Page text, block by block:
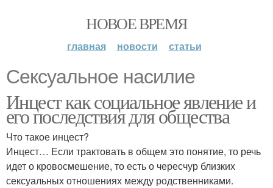
НОВОЕ ВРЕМЯ
главная новости статьи
Сексуальное насилие
Инцест как социальное явление и
его последствия для общества
Что такое инцест?
Инцест… Если трактовать в общем это понятие, то речь
идет о кровосмешение, то есть о чересчур близких
сексуальных отношениях между родственниками.